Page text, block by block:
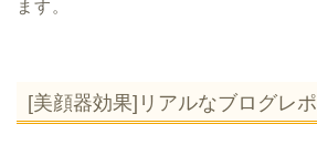
ます。
[美顔器効果]リアルなブログレポ